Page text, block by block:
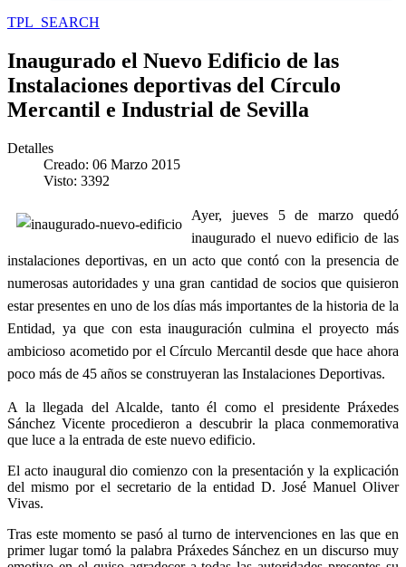
TPL_SEARCH
Inaugurado el Nuevo Edificio de las
Instalaciones deportivas del Círculo
Mercantil e Industrial de Sevilla
Detalles
Creado: 06 Marzo 2015
Visto: 3392
Ayer, jueves 5 de marzo quedó
inaugurado el nuevo edificio de las
instalaciones deportivas, en un acto que contó con la presencia de
numerosas autoridades y una gran cantidad de socios que quisieron
estar presentes en uno de los días más importantes de la historia de la
Entidad, ya que con esta inauguración culmina el proyecto más
ambicioso acometido por el Círculo Mercantil desde que hace ahora
poco más de 45 años se construyeran las Instalaciones Deportivas.
A la llegada del Alcalde, tanto él como el presidente Práxedes
Sánchez Vicente procedieron a descubrir la placa conmemorativa
que luce a la entrada de este nuevo edificio.
El acto inaugural dio comienzo con la presentación y la explicación
del mismo por el secretario de la entidad D. José Manuel Oliver
Vivas.
Tras este momento se pasó al turno de intervenciones en las que en
primer lugar tomó la palabra Práxedes Sánchez en un discurso muy